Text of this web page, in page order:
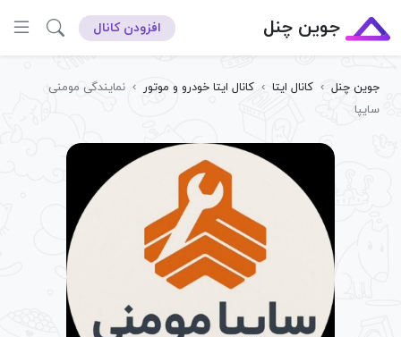
جوین چنل افزودن کانال
جوین چنل › کانال ایتا › کانال ایتا خودرو و موتور › نمایندگی مومنی
سایپا